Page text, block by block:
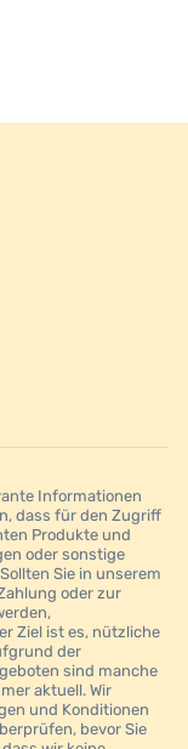
Informationen
dass für den Zugriff
Produkte und
oder sonstige
Sie in unserem
oder zur
Ziel ist es, nützliche
der
sind manche
aktuell. Wir
und Konditionen
bevor Sie